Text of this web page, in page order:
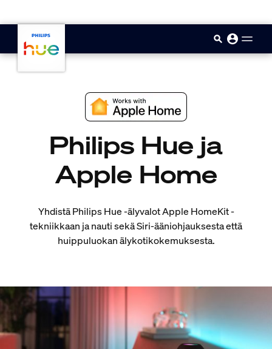
Philips Hue ja
Apple Home
Yhdistä Philips Hue ‑älyvalot Apple HomeKit -
tekniikkaan ja nauti sekä Siri-ääniohjauksesta että
huippuluokan älykotikokemuksesta.